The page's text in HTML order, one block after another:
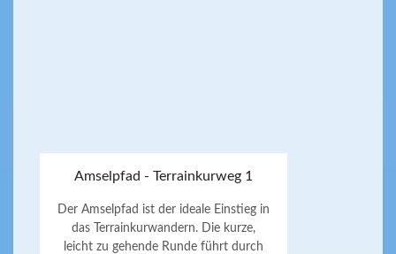
Amselpfad - Terrainkurweg 1
Der Amselpfad ist der ideale Einstieg in
das Terrainkurwandern. Die kurze,
leicht zu gehende Runde führt durch